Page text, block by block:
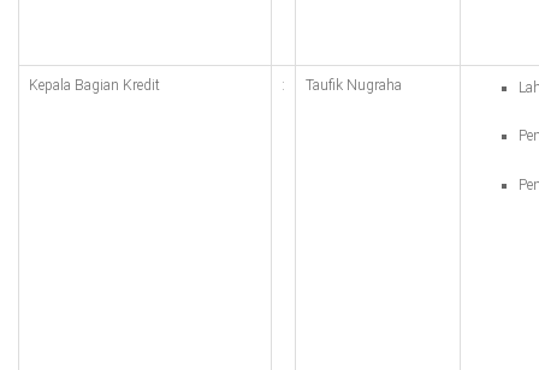
Kepala Bagian Kredit : Taufik Nugraha